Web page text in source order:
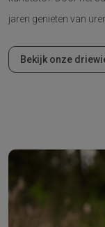
jaren genieten van
Bekijk onze